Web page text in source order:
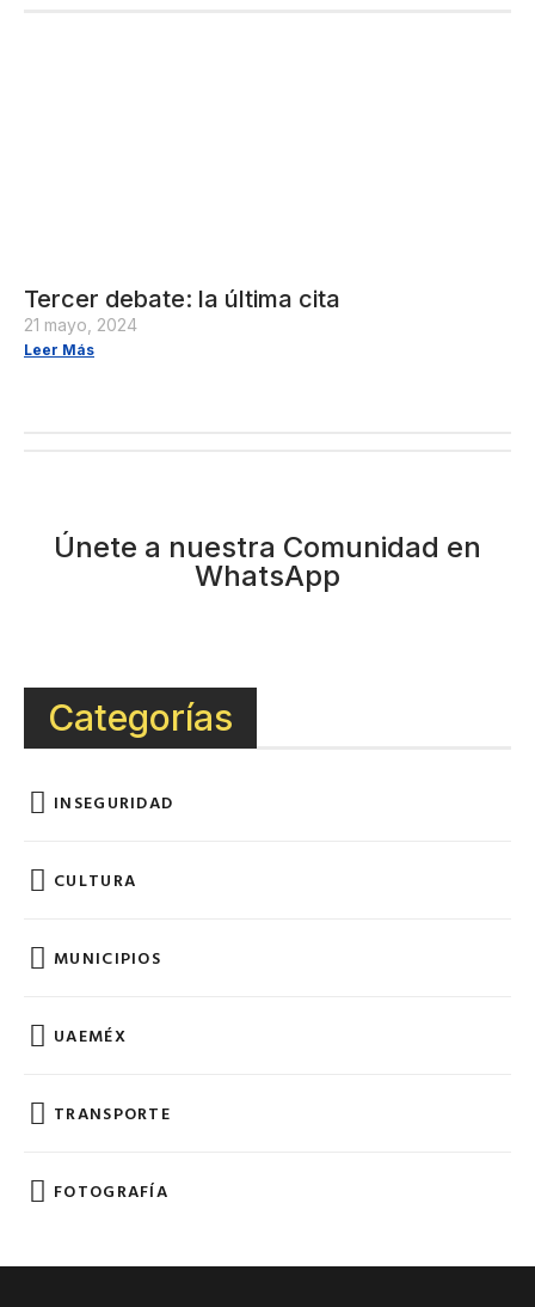
Tercer debate: la última cita
21 mayo, 2024
Leer Más
Únete a nuestra Comunidad en
WhatsApp
Categorías
INSEGURIDAD
CULTURA
MUNICIPIOS
UAEMÉX
TRANSPORTE
FOTOGRAFÍA